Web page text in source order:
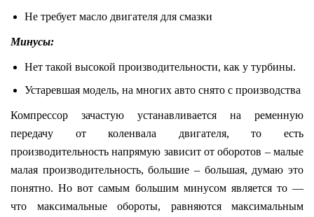
Не требует масло двигателя для смазки
Минусы:
Нет такой высокой производительности, как у турбины.
Устаревшая модель, на многих авто снято с производства
Компрессор зачастую устанавливается на ременную
передачу от коленвала двигателя, то есть
производительность напрямую зависит от оборотов – малые
малая производительность, большие – большая, думаю это
понятно. Но вот самым большим минусом является то —
что максимальные обороты, равняются максимальным